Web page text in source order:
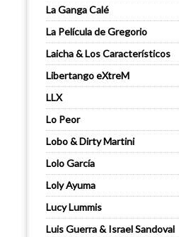
La Ganga Calé
La Película de Gregorio
Laicha & Los Característicos
Libertango eXtreM
LLX
Lo Peor
Lobo & Dirty Martini
Lolo García
Loly Ayuma
Lucy Lummis
Luis Guerra & Israel Sandoval